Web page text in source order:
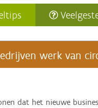
werk van
dat het nieuwe